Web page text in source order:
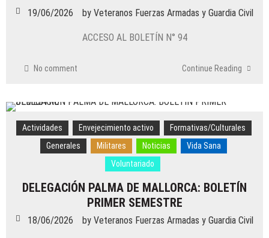
19/06/2026 by Veteranos Fuerzas Armadas y Guardia Civil
ACCESO AL BOLETÍN N° 94
No comment Continue Reading
Actividades Envejecimiento activo
Formativas/Culturales
Generales
Militares Noticias
Vida Sana
Voluntariado
DELEGACIÓN PALMA DE MALLORCA: BOLETÍN
PRIMER SEMESTRE
18/06/2026 by Veteranos Fuerzas Armadas y Guardia Civil